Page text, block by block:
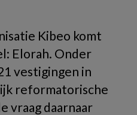
Kibeo komt
Elorah. Onder
vestigingen in
reformatorische
vraag daarnaar